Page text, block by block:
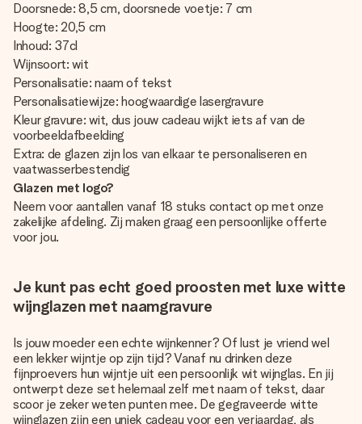
Doorsnede: 8,5 cm, doorsnede voetje: 7 cm
Hoogte: 20,5 cm
Inhoud: 37cl
Wijnsoort: wit
Personalisatie: naam of tekst
Personalisatiewijze: hoogwaardige lasergravure
Kleur gravure: wit, dus jouw cadeau wijkt iets af van de
voorbeeldafbeelding
Extra: de glazen zijn los van elkaar te personaliseren en
vaatwasserbestendig
Glazen met logo?
Neem voor aantallen vanaf 18 stuks contact op met onze
zakelijke afdeling. Zij maken graag een persoonlijke offerte
voor jou.
Je kunt pas echt goed proosten met luxe witte
wijnglazen met naamgravure
Is jouw moeder een echte wijnkenner? Of lust je vriend wel
een lekker wijntje op zijn tijd? Vanaf nu drinken deze
fijnproevers hun wijntje uit een persoonlijk wit wijnglas. En jij
ontwerpt deze set helemaal zelf met naam of tekst, daar
scoor je zeker weten punten mee. De gegraveerde witte
wijnglazen zijn een uniek cadeau voor een verjaardag, als